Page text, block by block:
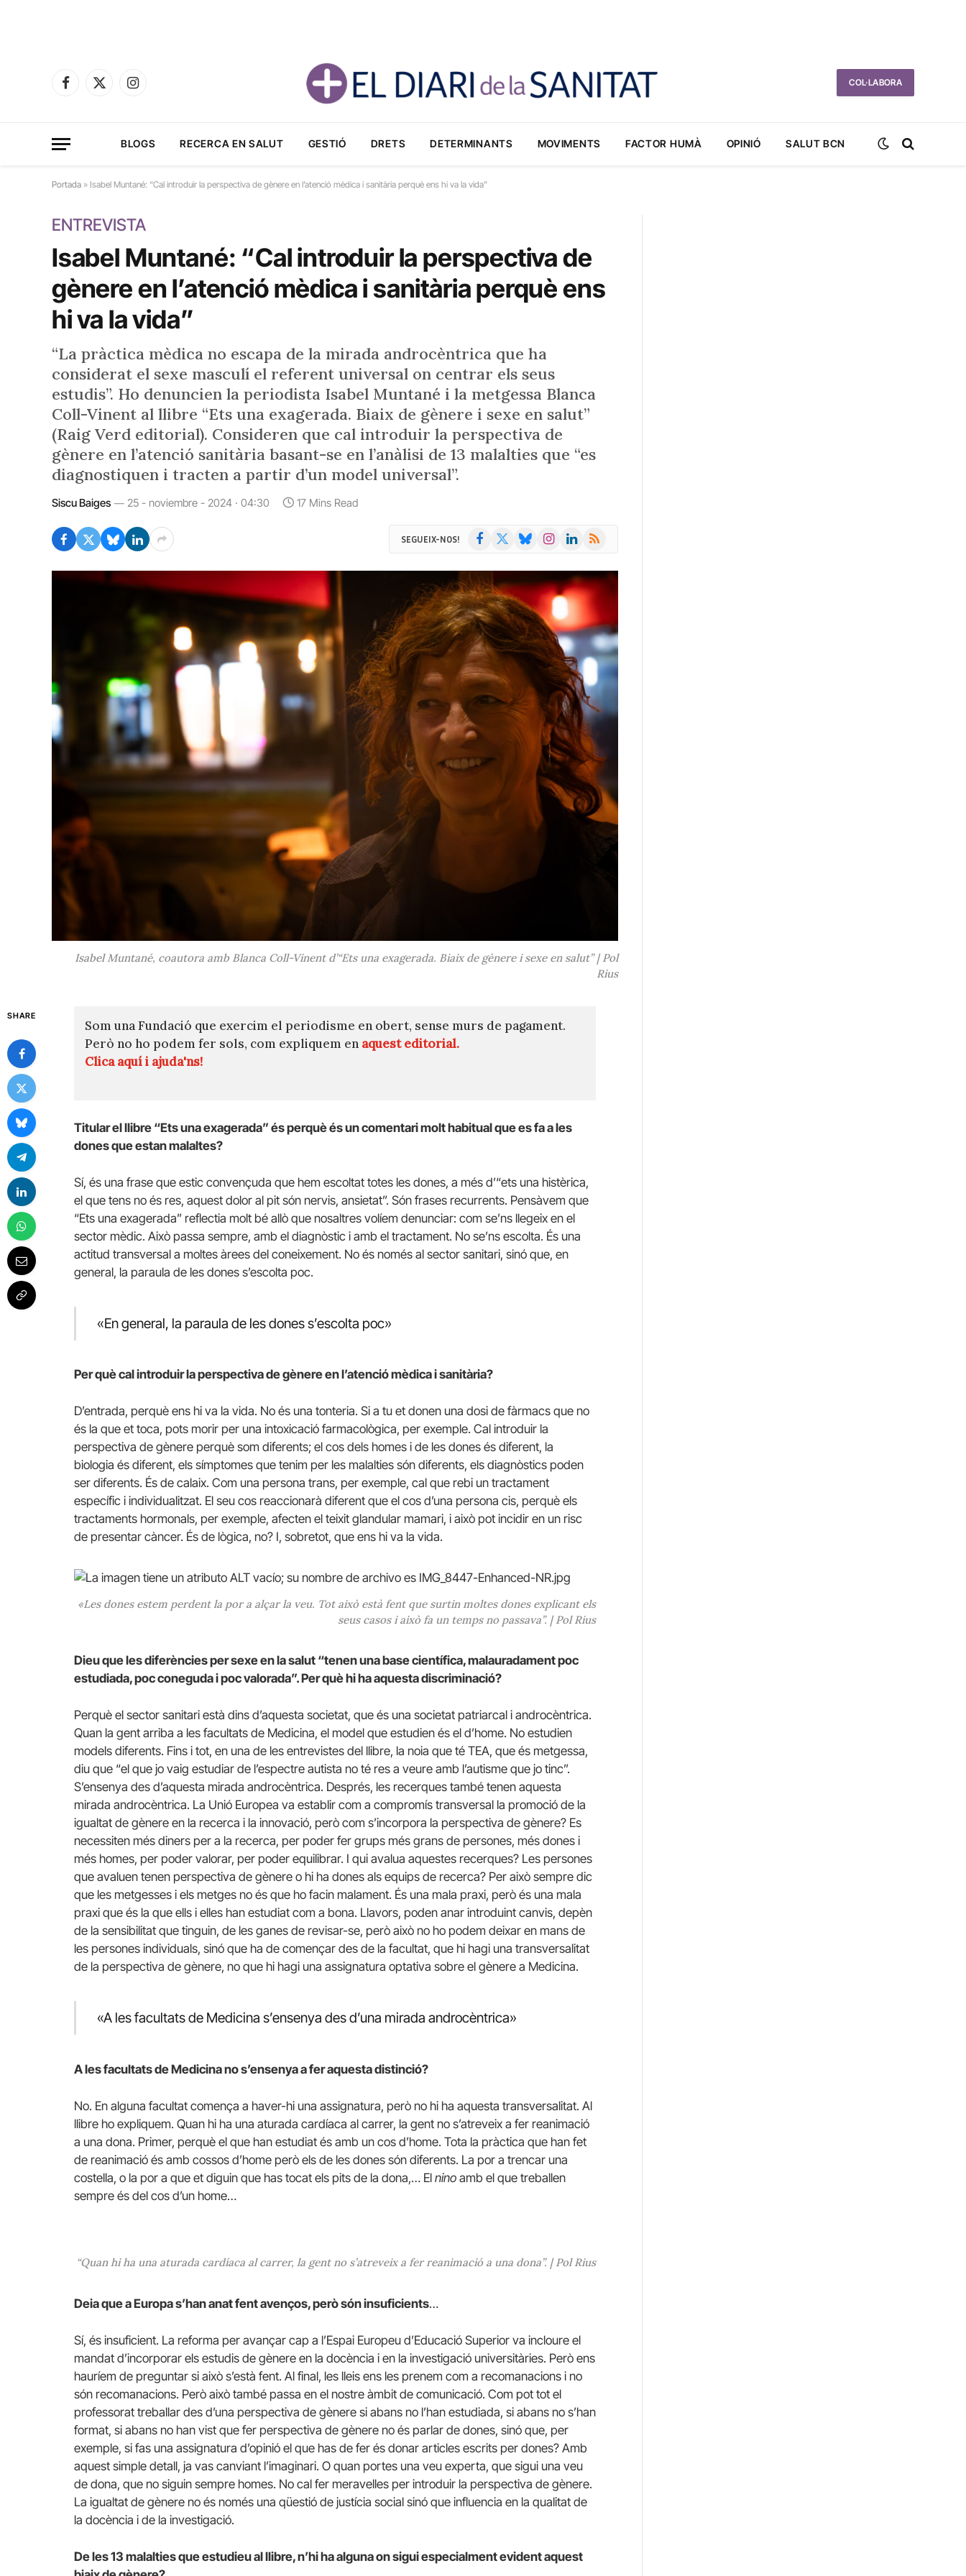
Facebook
X
Instagram
COL·LABORA
BLOGS RECERCA EN SALUT GESTIÓ DRETS DETERMINANTS MOVIMENTS FACTOR HUMÀ OPINIÓ SALUT BCN
Portada » Isabel Muntané: “Cal introduir la perspectiva de gènere en l’atenció mèdica i sanitària perquè ens hi va la vida”
ENTREVISTA
Isabel Muntané: “Cal introduir la perspectiva de
gènere en l’atenció mèdica i sanitària perquè ens
hi va la vida”
“La pràctica mèdica no escapa de la mirada androcèntrica que ha
considerat el sexe masculí el referent universal on centrar els seus
estudis”. Ho denuncien la periodista Isabel Muntané i la metgessa Blanca
Coll-Vinent al llibre “Ets una exagerada. Biaix de gènere i sexe en salut”
(Raig Verd editorial). Consideren que cal introduir la perspectiva de
gènere en l’atenció sanitària basant-se en l’anàlisi de 13 malalties que “es
diagnostiquen i tracten a partir d’un model universal”.
Siscu Baiges 25 - noviembre - 2024 · 04:30 17 Mins Read
SEGUEIX-NOS! Facebook BlueskyInstagramLinkedIn
RSS
Isabel Muntané, coautora amb Blanca Coll-Vinent d’“Ets una exagerada. Biaix de gènere i sexe en salut” | Pol
Rius
SHARE
Som una Fundació que exercim el periodisme en obert, sense murs de pagament.
Però no ho podem fer sols, com expliquem en aquest editorial.
Clica aquí i ajuda'ns!
Titular el llibre “Ets una exagerada” és perquè és un comentari molt habitual que es fa a les
dones que estan malaltes?
Sí, és una frase que estic convençuda que hem escoltat totes les dones, a més d’“ets una histèrica,
el que tens no és res, aquest dolor al pit són nervis, ansietat”. Són frases recurrents. Pensàvem que
“Ets una exagerada” reflectia molt bé allò que nosaltres volíem denunciar: com se’ns llegeix en el
sector mèdic. Això passa sempre, amb el diagnòstic i amb el tractament. No se’ns escolta. És una
actitud transversal a moltes àrees del coneixement. No és només al sector sanitari, sinó que, en
general, la paraula de les dones s’escolta poc.
«En general, la paraula de les dones s’escolta poc»
Per què cal introduir la perspectiva de gènere en l’atenció mèdica i sanitària?
D’entrada, perquè ens hi va la vida. No és una tonteria. Si a tu et donen una dosi de fàrmacs que no
és la que et toca, pots morir per una intoxicació farmacològica, per exemple. Cal introduir la
perspectiva de gènere perquè som diferents; el cos dels homes i de les dones és diferent, la
biologia és diferent, els símptomes que tenim per les malalties són diferents, els diagnòstics poden
ser diferents. És de calaix. Com una persona trans, per exemple, cal que rebi un tractament
específic i individualitzat. El seu cos reaccionarà diferent que el cos d’una persona cis, perquè els
tractaments hormonals, per exemple, afecten el teixit glandular mamari, i això pot incidir en un risc
de presentar càncer. És de lògica, no? I, sobretot, que ens hi va la vida.
«Les dones estem perdent la por a alçar la veu. Tot això està fent que surtin moltes dones explicant els
seus casos i això fa un temps no passava”. | Pol Rius
Dieu que les diferències per sexe en la salut “tenen una base científica, malauradament poc
estudiada, poc coneguda i poc valorada”. Per què hi ha aquesta discriminació?
Perquè el sector sanitari està dins d’aquesta societat, que és una societat patriarcal i androcèntrica.
Quan la gent arriba a les facultats de Medicina, el model que estudien és el d’home. No estudien
models diferents. Fins i tot, en una de les entrevistes del llibre, la noia que té TEA, que és metgessa,
diu que “el que jo vaig estudiar de l’espectre autista no té res a veure amb l’autisme que jo tinc”.
S’ensenya des d’aquesta mirada androcèntrica. Després, les recerques també tenen aquesta
mirada androcèntrica. La Unió Europea va establir com a compromís transversal la promoció de la
igualtat de gènere en la recerca i la innovació, però com s’incorpora la perspectiva de gènere? Es
necessiten més diners per a la recerca, per poder fer grups més grans de persones, més dones i
més homes, per poder valorar, per poder equilibrar. I qui avalua aquestes recerques? Les persones
que avaluen tenen perspectiva de gènere o hi ha dones als equips de recerca? Per això sempre dic
que les metgesses i els metges no és que ho facin malament. És una mala praxi, però és una mala
praxi que és la que ells i elles han estudiat com a bona. Llavors, poden anar introduint canvis, depèn
de la sensibilitat que tinguin, de les ganes de revisar-se, però això no ho podem deixar en mans de
les persones individuals, sinó que ha de començar des de la facultat, que hi hagi una transversalitat
de la perspectiva de gènere, no que hi hagi una assignatura optativa sobre el gènere a Medicina.
«A les facultats de Medicina s’ensenya des d’una mirada androcèntrica»
A les facultats de Medicina no s’ensenya a fer aquesta distinció?
No. En alguna facultat comença a haver-hi una assignatura, però no hi ha aquesta transversalitat. Al
llibre ho expliquem. Quan hi ha una aturada cardíaca al carrer, la gent no s’atreveix a fer reanimació
a una dona. Primer, perquè el que han estudiat és amb un cos d’home. Tota la pràctica que han fet
de reanimació és amb cossos d’home però els de les dones són diferents. La por a trencar una
costella, o la por a que et diguin que has tocat els pits de la dona,… El nino amb el que treballen
sempre és del cos d’un home…
“Quan hi ha una aturada cardíaca al carrer, la gent no s’atreveix a fer reanimació a una dona”. | Pol Rius
Deia que a Europa s’han anat fent avenços, però són insuficients…
Sí, és insuficient. La reforma per avançar cap a l’Espai Europeu d’Educació Superior va incloure el
mandat d’incorporar els estudis de gènere en la docència i en la investigació universitàries. Però ens
hauríem de preguntar si això s’està fent. Al final, les lleis ens les prenem com a recomanacions i no
són recomanacions. Però això també passa en el nostre àmbit de comunicació. Com pot tot el
professorat treballar des d’una perspectiva de gènere si abans no l’han estudiada, si abans no s’han
format, si abans no han vist que fer perspectiva de gènere no és parlar de dones, sinó que, per
exemple, si fas una assignatura d’opinió el que has de fer és donar articles escrits per dones? Amb
aquest simple detall, ja vas canviant l’imaginari. O quan portes una veu experta, que sigui una veu
de dona, que no siguin sempre homes. No cal fer meravelles per introduir la perspectiva de gènere.
La igualtat de gènere no és només una qüestió de justícia social sinó que influencia en la qualitat de
la docència i de la investigació.
De les 13 malalties que estudieu al llibre, n’hi ha alguna on sigui especialment evident aquest